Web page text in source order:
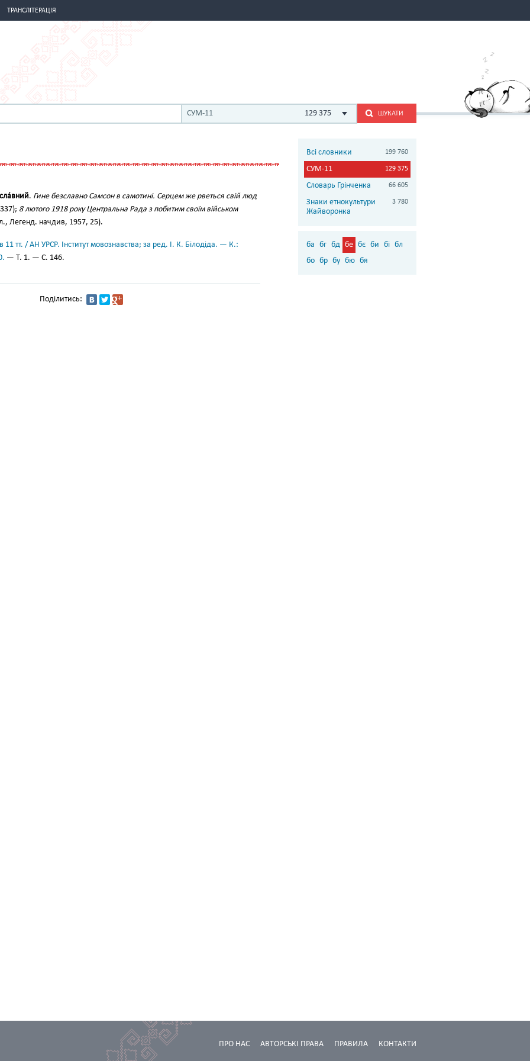
ТРАНСЛІТЕРАЦІЯ
СУМ-11 129 375 ШУКАТИ
. Гине безславно Самсон в самотині. Серцем же рветься свій люд
8 лютого 1918 року Центральна Рада з побитим своїм військом
Легенд. начдив, 1957, 25).
11 тт. / АН УРСР. Інститут мовознавства; за ред. І. К. Білодіда. — К.:
— Т. 1. — С. 146.
Поділитись:
Всі словники 199 760
СУМ-11 129 375
Словарь Грінченка 66 605
Знаки етнокультури
Жайворонка
3 780
ба бг бд бе бє би бі бл
бо бр бу бю бя
КОНТАКТИ
ПРАВИЛА
АВТОРСЬКІ ПРАВА
ПРО НАС